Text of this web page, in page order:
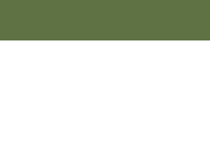
direct